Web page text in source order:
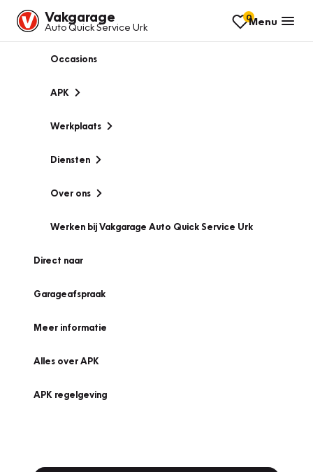
Vakgarage
Auto Quick Service Urk
0Menu
Occasions
APK
Werkplaats
Diensten
Over ons
Werken bij Vakgarage Auto Quick Service Urk
Direct naar
Garageafspraak
Meer informatie
Alles over APK
APK regelgeving